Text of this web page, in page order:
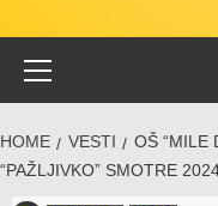
HOME VESTI
OŠ “MILE
“PAŽLJIVKO” SMOTRE